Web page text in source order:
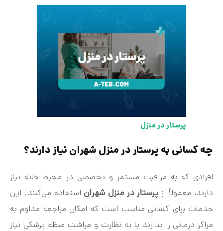
پرستار در منزل
چه کسانی به پرستار در منزل شهران نیاز دارند؟
افرادی که به مراقبت مستمر و تخصصی در محیط خانه نیاز
دارند، معمولاً از پرستار در منزل شهران استفاده می‌کنند. این
خدمات برای کسانی مناسب است که امکان مراجعه مداوم به
مراکز درمانی را ندارند یا به نظارت و مراقبت منظم پزشکی نیاز